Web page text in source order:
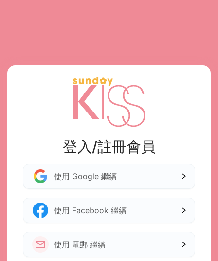
登入/註冊會員
使用 Google 繼續
使用 Facebook 繼續
使用 電郵 繼續